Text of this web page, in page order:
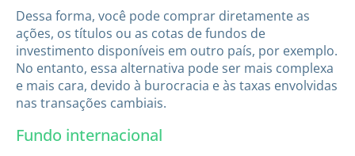
Dessa forma, você pode comprar diretamente as
ações, os títulos ou as cotas de fundos de
investimento disponíveis em outro país, por exemplo.
No entanto, essa alternativa pode ser mais complexa
e mais cara, devido à burocracia e às taxas envolvidas
nas transações cambiais.
Fundo internacional